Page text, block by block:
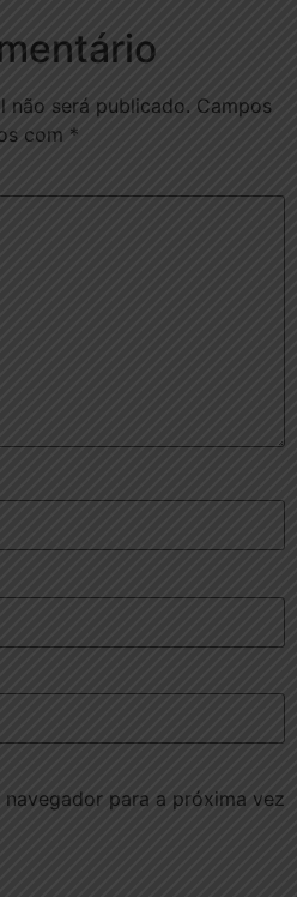
não será publicado. Campos
com *
para a próxima vez